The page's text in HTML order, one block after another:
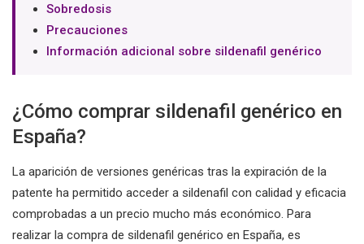
Sobredosis
Precauciones
Información adicional sobre sildenafil genérico
¿Cómo comprar sildenafil genérico en
España?
La aparición de versiones genéricas tras la expiración de la
patente ha permitido acceder a sildenafil con calidad y eficacia
comprobadas a un precio mucho más económico. Para
realizar la compra de sildenafil genérico en España, es